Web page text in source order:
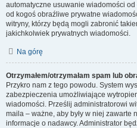
automatyczne usuwanie wiadomości
od kogoś obraźliwe prywatne
witryny, którzy będą mogli zabronić
jakichkolwiek prywatnych wiadomości.
Na górę
Otrzymałem/otrzymałam spam lub
Przykro nam z tego powodu. System
zabezpieczenia umożliwiające
wiadomości. Prześlij administratorowi
maila – ważne, aby były w niej zawarte
informacje o nadawcy. Administrator